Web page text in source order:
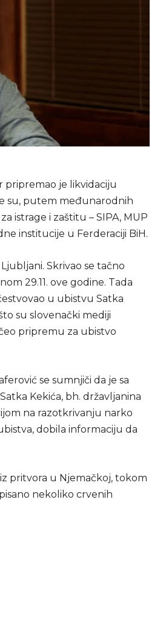
pripremao je likvidaciju
su, putem međunarodnih
istrage i zaštitu – SIPA, MUP
institucije u Ferderaciji BiH.
Skrivao se tačno
29.11. ove godine. Tada
u ubistvu Satka
su slovenački mediji
pripremu za ubistvo
se sumnjiči da je sa
Kekića, bh. državljanina
na razotkrivanju narko
dobila informaciju da
pritvora u Njemačkoj, tokom
nekoliko crvenih